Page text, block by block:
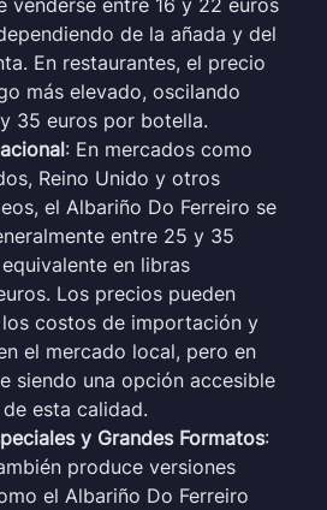
de la añada y del
En restaurantes, el precio
más elevado, oscilando
35 euros por botella.
: En mercados como
Reino Unido y otros
el Albariño Do Ferreiro se
entre 25 y 35
en libras
Los precios pueden
costos de importación y
el mercado local, pero en
siendo una opción accesible
esta calidad.
y Grandes Formatos:
produce versiones
el Albariño Do Ferreiro